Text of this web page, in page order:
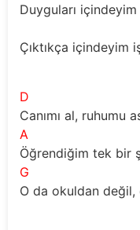
Duyguları içindeyim
Çıktıkça içindeyim
D
Canımı al, ruhumu
A
Öğrendiğim tek bir
G
O da okuldan değil,